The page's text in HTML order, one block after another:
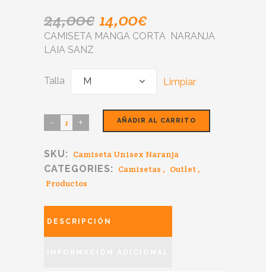
24,00€ 14,00€
CAMISETA MANGA CORTA NARANJA
LAIA SANZ
Talla M Limpiar
AÑADIR AL CARRITO
SKU: Camiseta Unisex Naranja
CATEGORIES: Camisetas , Outlet ,
Productos
DESCRIPCIÓN